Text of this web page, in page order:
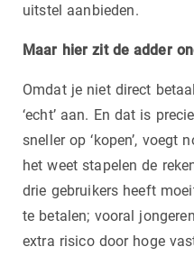
uitstel aanbieden.
Maar hier zit de adder
Omdat je niet direct
‘echt’ aan. En dat is
sneller op ‘kopen’, voegt
het weet stapelen de
drie gebruikers heeft
te betalen; vooral
extra risico door hoge